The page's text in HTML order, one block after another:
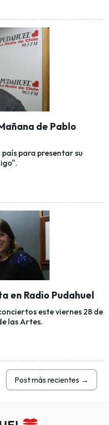
de Pablo
para presentar su
en Radio Pudahuel
este viernes 28 de
las Artes.
Post más recientes →